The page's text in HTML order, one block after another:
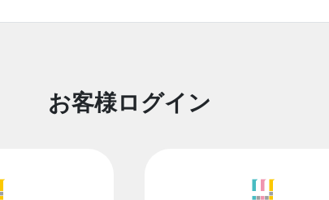
お客様ログイン